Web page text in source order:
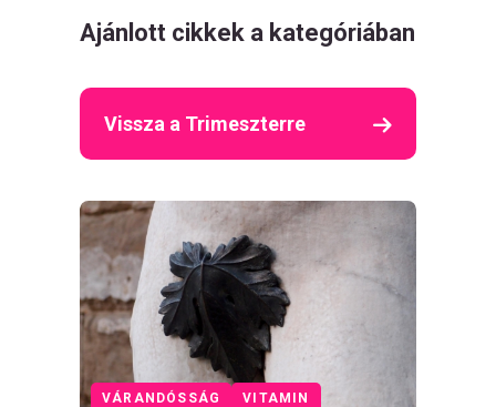
Ajánlott cikkek a kategóriában
Vissza a Trimeszterre
VÁRANDÓSSÁG VITAMIN